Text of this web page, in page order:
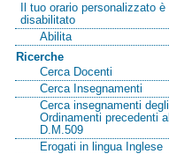
Il tuo orario personalizzato è
disabilitato
Abilita
Ricerche
Cerca Docenti
Cerca Insegnamenti
Cerca insegnamenti degli
Ordinamenti precedenti al
D.M.509
Erogati in lingua Inglese